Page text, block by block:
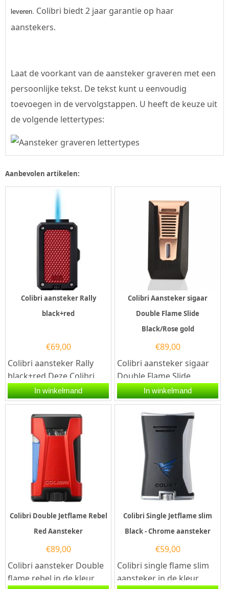
leveren. Colibri biedt 2 jaar garantie op haar
aanstekers.
Laat de voorkant van de aansteker graveren met een
persoonlijke tekst. De tekst kunt u eenvoudig
toevoegen in de vervolgstappen. U heeft de keuze uit
de volgende lettertypes:
Aanbevolen artikelen:
Colibri aansteker Rally
black+red
€69,00
Colibri aansteker Rally
black+red.Deze Colibri
aansteker heeft een
krachtige stormvlam en
In winkelmand
Colibri Aansteker sigaar
Double Flame Slide
Black/Rose gold
€89,00
Colibri aansteker sigaar
Double Flame Slide
Black/Rose gold. Deze
Colibri sigaren aansteker
heeft...
In winkelmand
Colibri Double Jetflame Rebel
Red Aansteker
€89,00
Colibri aansteker Double
flame rebel in de kleur
Colibri Single Jetflame slim
Black - Chrome aansteker
€59,00
Colibri single flame slim
aansteker in de kleur